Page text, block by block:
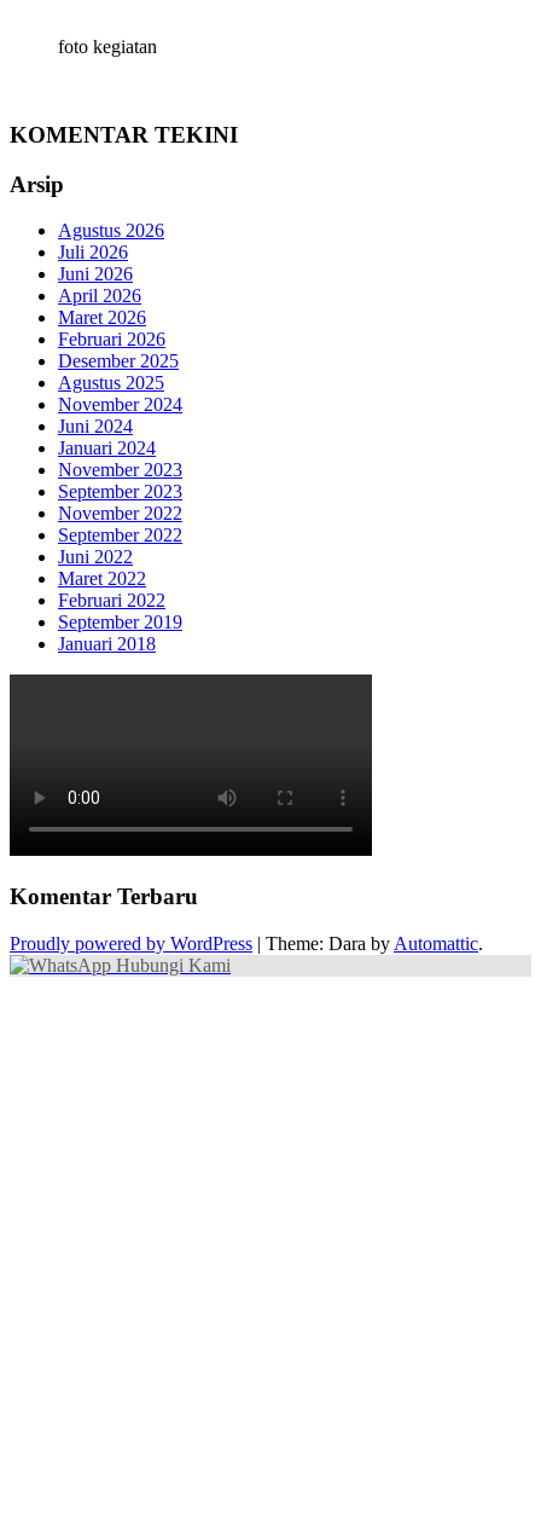
foto kegiatan
KOMENTAR TEKINI
Arsip
Agustus 2026
Juli 2026
Juni 2026
April 2026
Maret 2026
Februari 2026
Desember 2025
Agustus 2025
November 2024
Juni 2024
Januari 2024
November 2023
September 2023
November 2022
September 2022
Juni 2022
Maret 2022
Februari 2022
September 2019
Januari 2018
Komentar Terbaru
Proudly powered by WordPress | Theme: Dara by Automattic.
Hubungi Kami